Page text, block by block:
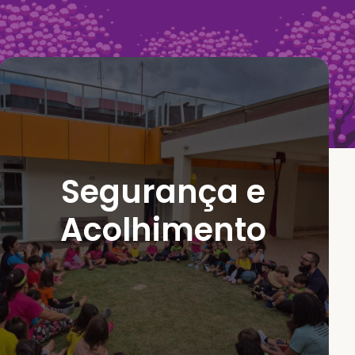
Segurança e
Acolhimento
Segurança e
Acolhimento
Ambiente seguro e preparado para cuidar
do seu filho com carinho.